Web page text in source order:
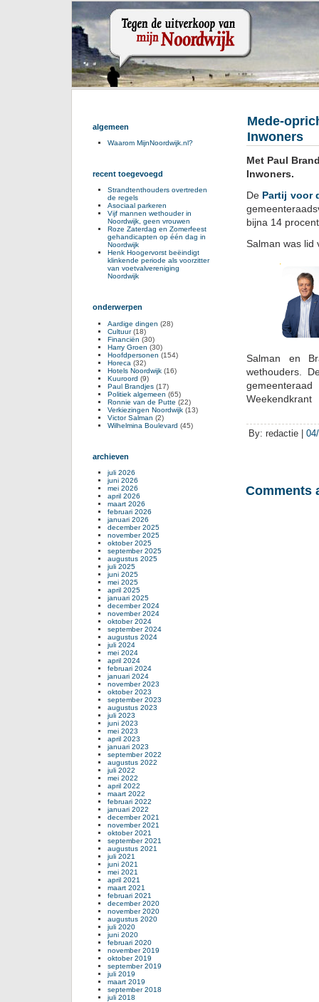
Mede-
Inwoners
Met Paul
Inwoners.
De Partij voor
bijna 14
Salman was lid
Salman en
wethouders.
Weekendkrant
By: redactie |
Comments
algemeen
Waarom MijnNoordwijk.nl?
recent toegevoegd
Strandtenthouders overtreden
de regels
Asociaal parkeren
Vijf mannen wethouder in
Noordwijk, geen vrouwen
Roze Zaterdag en Zomerfeest
gehandicapten op één dag in
Noordwijk
Henk Hoogervorst beëindigt
klinkende periode als voorzitter
van voetvalvereniging
Noordwijk
onderwerpen
Aardige dingen (28)
Cultuur(18)
Financiën (30)
Harry Groen (30)
Hoofdpersonen (154)
Horeca (32)
Hotels Noordwijk (16)
Kuuroord (9)
Paul Brandjes (17)
Politiek algemeen (65)
Ronnie van de Putte (22)
Verkiezingen Noordwijk (13)
Victor Salman (2)
Wilhelmina Boulevard (45)
archieven
juli 2026
juni 2026
mei 2026
april 2026
maart 2026
februari 2026
januari 2026
december 2025
november 2025
oktober 2025
september 2025
augustus 2025
juli 2025
juni 2025
mei 2025
april 2025
januari 2025
december 2024
november 2024
oktober 2024
september 2024
augustus 2024
juli 2024
mei 2024
april 2024
februari 2024
januari 2024
november 2023
oktober 2023
september 2023
augustus 2023
juli 2023
juni 2023
mei 2023
april 2023
januari 2023
september 2022
augustus 2022
juli 2022
mei 2022
april 2022
maart 2022
februari 2022
januari 2022
december 2021
november 2021
oktober 2021
september 2021
augustus 2021
juli 2021
juni 2021
mei 2021
april 2021
maart 2021
februari 2021
december 2020
november 2020
augustus 2020
juli 2020
juni 2020
februari 2020
november 2019
oktober 2019
september 2019
juli 2019
maart 2019
september 2018
juli 2018